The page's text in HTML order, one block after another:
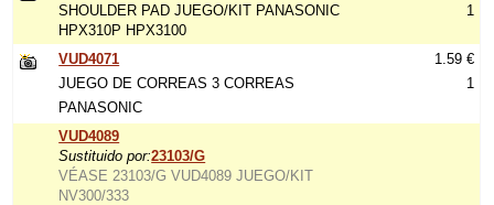
SHOULDER PAD JUEGO/KIT PANASONIC
HPX310P HPX3100
1
VUD4071
JUEGO DE CORREAS 3 CORREAS
PANASONIC
1.59 €
1
VUD4089
Sustituido por:23103/G
VÉASE 23103/G VUD4089 JUEGO/KIT
NV300/333